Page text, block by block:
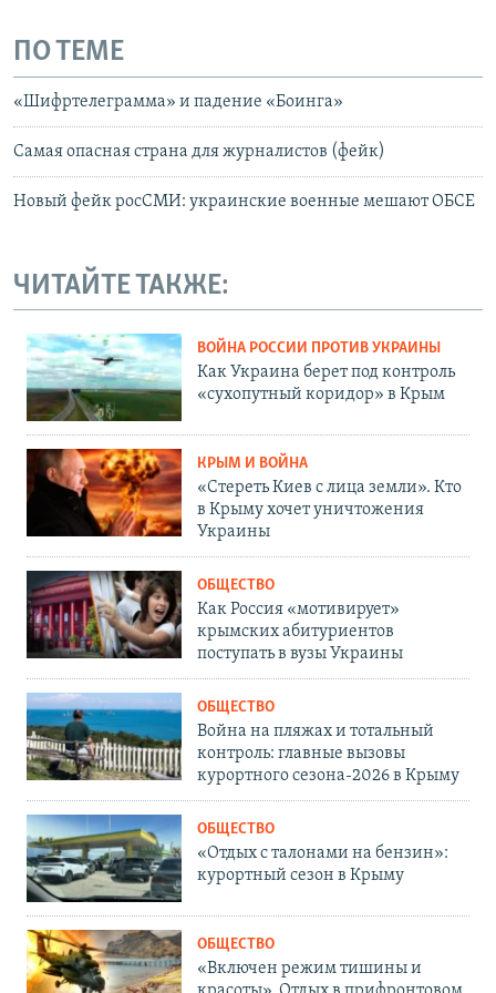
ПО ТЕМЕ
«Шифртелеграмма» и падение «Боинга»
Самая опасная страна для журналистов (фейк)
Новый фейк росСМИ: украинские военные мешают ОБСЕ
ЧИТАЙТЕ ТАКЖЕ:
ВОЙНА РОССИИ ПРОТИВ УКРАИНЫ
Как Украина берет под контроль
«сухопутный коридор» в Крым
КРЫМ И ВОЙНА
«Стереть Киев с лица земли». Кто
в Крыму хочет уничтожения
Украины
ОБЩЕСТВО
Как Россия «мотивирует»
крымских абитуриентов
поступать в вузы Украины
ОБЩЕСТВО
Война на пляжах и тотальный
контроль: главные вызовы
курортного сезона-2026 в Крыму
ОБЩЕСТВО
«Отдых с талонами на бензин»:
курортный сезон в Крыму
ОБЩЕСТВО
«Включен режим тишины и